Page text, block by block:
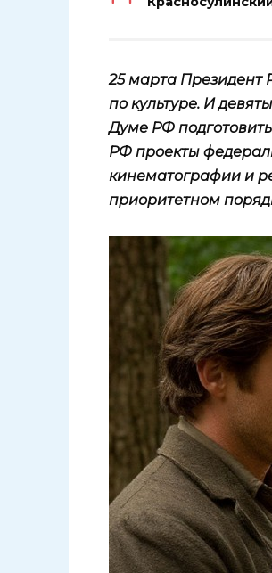
25 марта Президент
по культуре. И
Думе РФ
РФ проекты
кинематографии и
приоритетном